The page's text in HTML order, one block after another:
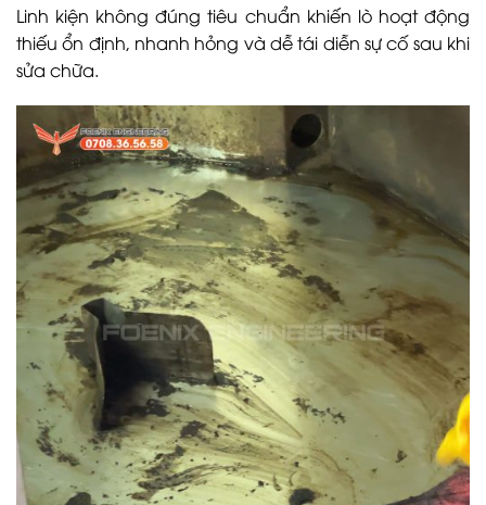
Linh kiện không đúng tiêu chuẩn khiến lò hoạt động
thiếu ổn định, nhanh hỏng và dễ tái diễn sự cố sau khi
sửa chữa.